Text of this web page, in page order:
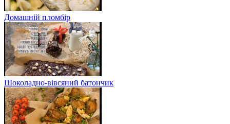
Домашній пломбір
Шоколадно-вівсяний батончик